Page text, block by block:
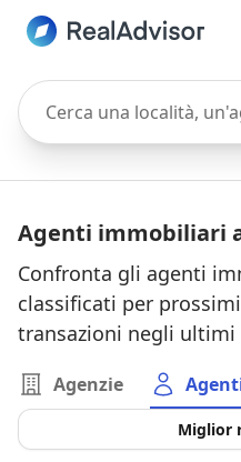
Cerca una località,
Agenti immobiliari
Confronta gli agenti
classificati per
transazioni negli ultimi
Agenzie
Miglior